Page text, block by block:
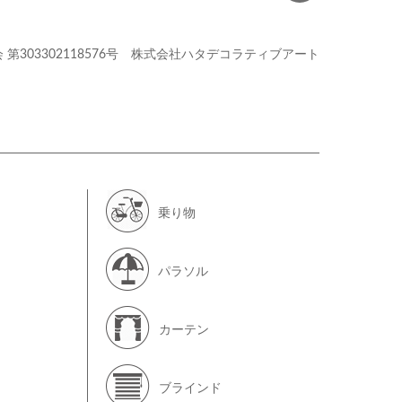
第303302118576号 株式会社ハタデコラティブアート
乗り物
パラソル
カーテン
ブラインド